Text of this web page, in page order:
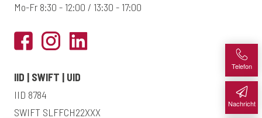
Telefon
Nachricht
Mo-Fr 8:30 - 12:00 / 13:30 - 17:00
IID | SWIFT | UID
IID 8784
SWIFT SLFFCH22XXX